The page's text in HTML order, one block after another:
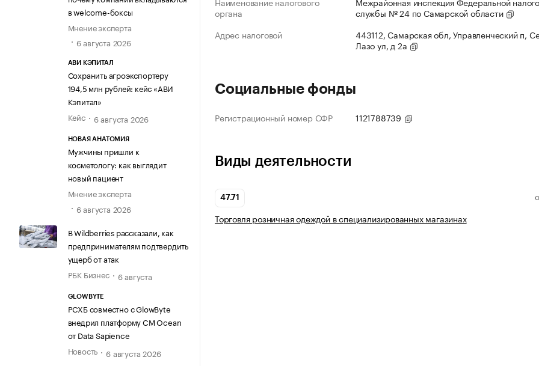
в welcome-боксы
Мнение эксперта
6 августа 2026
АВИ КЭПИТАЛ
Сохранить агроэкспортеру
194,5 млн рублей: кейс «АВИ
Кэпитал»
Кейс
6 августа 2026
НОВАЯ АНАТОМИЯ
Мужчины пришли к
косметологу: как выглядит
новый пациент
Мнение эксперта
6 августа 2026
В Wildberries рассказали, как
предпринимателям подтвердить
ущерб от атак
РБК Бизнес
6 августа
GLOWBYTE
РСХБ совместно с GlowByte
внедрил платформу CM Ocean
от Data Sapience
Новость
6 августа 2026
органа
службы № 24 по Самарской области
Адрес налоговой
443112, Самарская обл, Управленческий п,
Лазо ул, д 2а
Социальные фонды
Регистрационный номер СФР 1121788739
Виды деятельности
47.71
Торговля розничная одеждой в специализированных магазинах